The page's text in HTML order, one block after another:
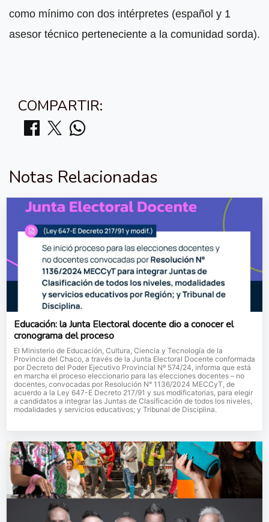
como mínimo con dos intérpretes (español y 1
asesor técnico perteneciente a la comunidad sorda).
COMPARTIR:
Notas Relacionadas
Educación: la Junta Electoral docente dio a conocer el
cronograma del proceso
El Ministerio de Educación, Cultura, Ciencia y Tecnología de la
Provincia del Chaco, a través de la Junta Electoral Docente conformada
por Decreto del Poder Ejecutivo Provincial Nº 574/24, informa que está
en marcha el proceso eleccionario para las elecciones docentes – no
docentes, convocadas por Resolución N° 1136/2024 MECCyT, de
acuerdo a la Ley 647-E Decreto 217/91 y sus modificatorias, para elegir
a candidatos a integrar las Juntas de Clasificación de todos los niveles,
modalidades y servicios educativos; y Tribunal de Disciplina.